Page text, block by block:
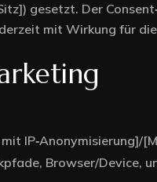
gesetzt. Der
mit Wirkung für
IP‑Anonymisierung]/
Browser/Device,